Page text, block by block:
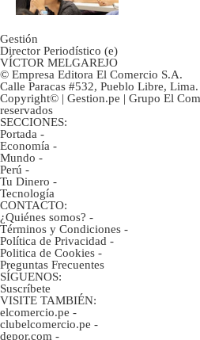
Gestión
Director Periodístico (e)
VÍCTOR MELGAREJO
© Empresa Editora El Comercio S.A.
Calle Paracas #532, Pueblo Libre, Lima.
Copyright© | Gestion.pe | Grupo El
reservados
SECCIONES:
Portada -
Economía -
Mundo -
Perú -
Tu Dinero -
Tecnología
CONTACTO:
¿Quiénes somos? -
Términos y Condiciones -
Política de Privacidad -
Politica de Cookies -
Preguntas Frecuentes
SÍGUENOS:
Suscríbete
VISITE TAMBIÉN:
elcomercio.pe -
clubelcomercio.pe -
depor.com -